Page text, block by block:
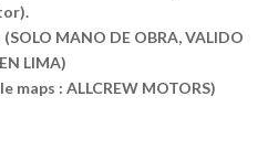
MANO DE OBRA, VALIDO
LIMA)
maps : ALLCREW MOTORS)